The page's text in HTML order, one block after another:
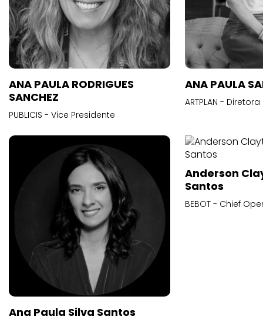
ANA PAULA RODRIGUES
SANCHEZ
PUBLICIS - Vice Presidente
ANA PAULA
ARTPLAN -
Ana Paula Silva Santos
Anderson
Santos
BEBOT - Chief